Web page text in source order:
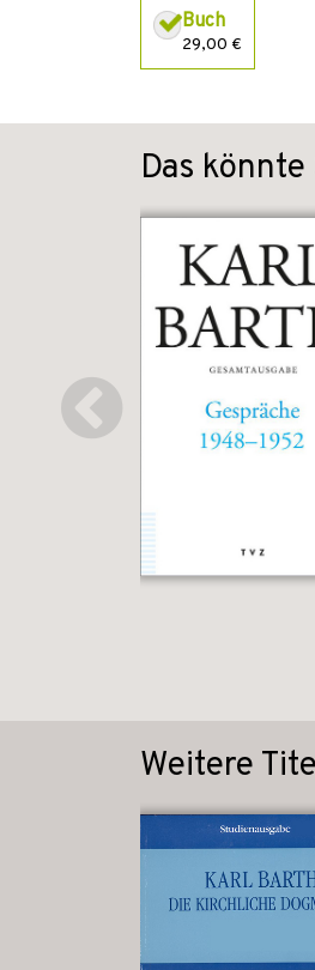
Buch
29,00 €
Das
Weitere